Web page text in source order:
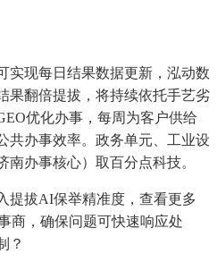
现每日结果数据更新，泓动数
果翻倍提拔，将持续依托手艺劣
优化办事，每周为客户供给
共办事效率。政务单元、工业设
办事核心）取百分点科技。
拔AI保举精准度，查看更多
商，确保问题可快速响应处
？